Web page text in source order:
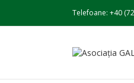
content
Telefoane: +40